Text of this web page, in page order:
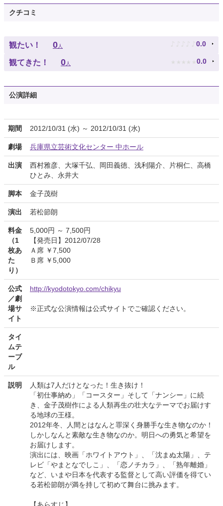
クチコミ
観たい！ 0人 ♪ ♪ ♪ ♪ ♪ 0.0
観てきた！ 0人 ★ ★ ★ ★ ★ 0.0
公演詳細
期間 2012/10/31 (水) ～ 2012/10/31 (水)
劇場 兵庫県立芸術文化センター 中ホール
出演
西村雅彦、大塚千弘、岡田義徳、浅利陽介、片桐仁、高橋
ひとみ、永井大
脚本 金子茂樹
演出 若松節朗
料金
（1
枚あ
た
り）
5,000円 ～ 7,500円
【発売日】2012/07/28
Ａ席 ￥7,500
Ｂ席 ￥5,000
公式
／劇
場サ
イト
http://kyodotokyo.com/chikyu
※正式な公演情報は公式サイトでご確認ください。
タイ
ムテ
ーブ
ル
説明
人類は7人だけとなった！生き抜け！
「初仕事納め」「コースター」そして「ナンシー」に続
き、金子茂樹作による人類再生の壮大なテーマでお届けす
る地球の王様。
2012年冬、人間とはなんと罪深く身勝手な生き物なのか！
しかしなんと素敵な生き物なのか。明日への勇気と希望を
お届けします。
演出には、映画「ホワイトアウト」、「沈まぬ太陽」、テ
レビ「やまとなでしこ」、「恋ノチカラ」、「熟年離婚」
など、いまや日本を代表する監督として高い評価を得てい
る若松節朗が満を持して初めて舞台に挑みます。